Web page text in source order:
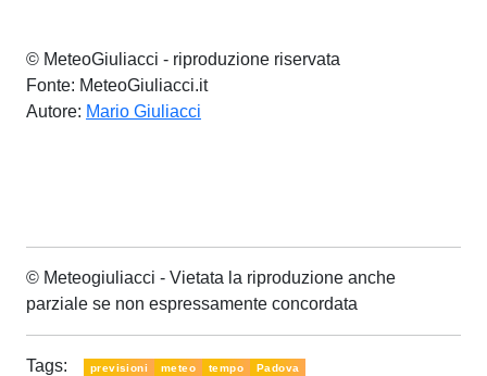
© MeteoGiuliacci - riproduzione riservata
Fonte: MeteoGiuliacci.it
Autore: Mario Giuliacci
© Meteogiuliacci - Vietata la riproduzione anche
parziale se non espressamente concordata
Tags: previsioni meteo tempo Padova